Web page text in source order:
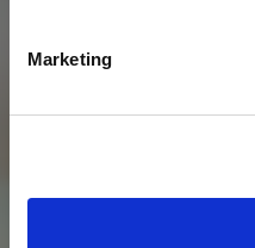
Marketing